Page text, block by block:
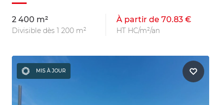
2 400 m²
Divisible dès 1 200 m²
À partir de 70.83 €
HT HC/m²/an
MIS À JOUR